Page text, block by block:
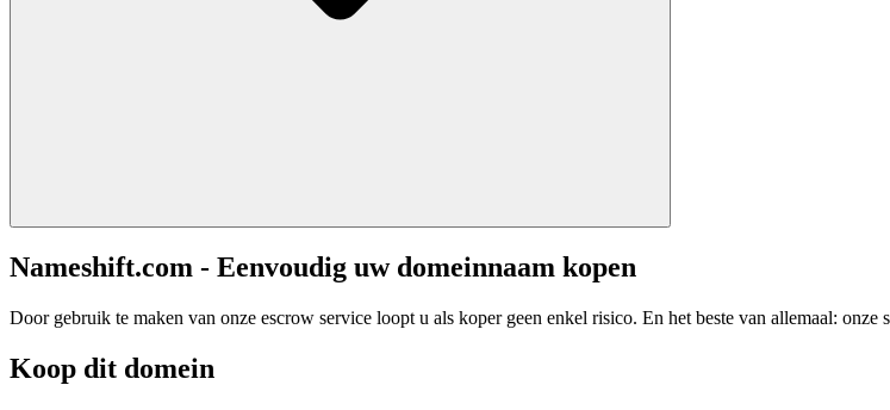
Nameshift.com - Eenvoudig uw domeinnaam kopen
Door gebruik te maken van onze escrow service loopt u als koper geen enkel risico. En het beste van allemaal: onze
Koop dit domein